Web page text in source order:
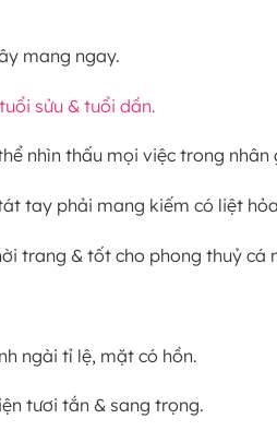
mang ngay.
sửu & tuổi dần.
nhìn thấu mọi việc trong
tay phải mang kiếm có liệt
trang & tốt cho phong thuỷ cá
ngài tỉ lệ, mặt có hồn.
tươi tắn & sang trọng.